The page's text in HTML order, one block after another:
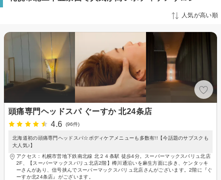
人気が高い順
頭痛専門ヘッドスパ ぐーすか 北24条店
4.6
(96件)
北海道初の頭痛専門ヘッドスパ☆ボディケアメニューも多数有!!【今話題のサブスクも
大人気♪】
アクセス：札幌市営地下鉄南北線 北２４条駅 徒歩4分。スーパーマックスバリュ北店
2F、【スーパーマックスバリュ北店2階】樽川通沿いを麻生方面に歩き、ケンタッキ
ーさんがあり、信号挟んでスーパーマックスバリュ北店さんがございます。2階に『ぐ
ーすか北24条店』がございます。